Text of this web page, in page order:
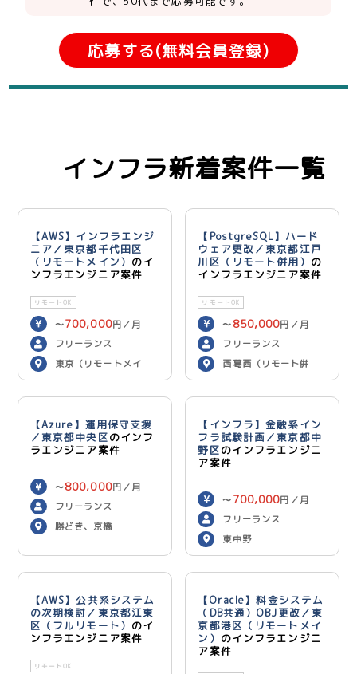
応募する(無料会員登録)
インフラ新着案件一覧
【AWS】インフラエンジ
ニア／東京都千代田区
（リモートメイン） のイ
ンフラエンジニア案件
リモートOK
〜700,000円／月
フリーランス
東京（リモートメイ
ン）
【PostgreSQL】ハード
ウェア更改／東京都江戸
川区（リモート併用） の
インフラエンジニア案件
リモートOK
〜 850,000円／月
フリーランス
西葛西（リモート併
用）
【Azure】運用保守支援
／東京都中央区のインフ
ラエンジニア案件
〜800,000円／月
フリーランス
勝どき、京橋
【インフラ】金融系イン
フラ試験計画／東京都中
野区のインフラエンジニ
ア案件
〜 700,000円／月
フリーランス
東中野
【AWS】公共系システム
の次期検討／東京都江東
区（フルリモート） のイ
ンフラエンジニア案件
リモートOK
【Oracle】料金システム
（DB共通）OBJ更改／東
京都港区（リモートメイ
ン） のインフラエンジニ
ア案件